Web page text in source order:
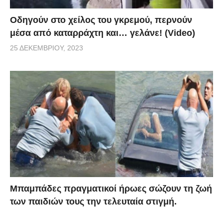
Οδηγούν στο χείλος του γκρεμού, περνούν
μέσα από καταρράχτη και… γελάνε! (Video)
25 ΔΕΚΕΜΒΡΊΟΥ, 2023
Μπαμπάδες πραγματικοί ήρωες σώζουν τη ζωή
των παιδιών τους την τελευταία στιγμή.